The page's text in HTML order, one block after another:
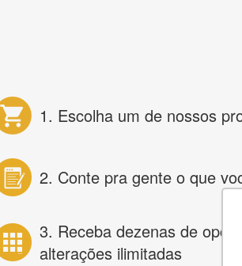
1. Escolha um de nossos
2. Conte pra gente o que
3. Receba dezenas de
alterações ilimitadas